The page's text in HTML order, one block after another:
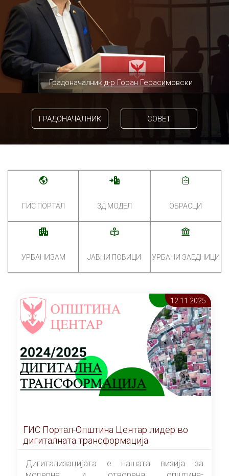
Градоначалник д-р Горан Герасимовски
ГРАДОНАЧАЛНИК СОВЕТ
ГИС ПОРТАЛ 3Д МОДЕЛ ОБРАСЦИ
УРБАНИЗАМ ЈАВНИ ПОВИЦИ УРБАНИ ЗАЕДНИЦИ
12.11 2025
ГИС Портал-Општина Центар лидер во
дигиталната трансформација
Дигитализацијата е нашата визија за